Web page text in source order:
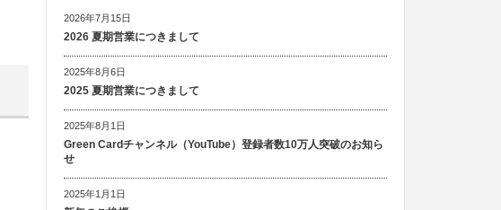
2026年7月15日
2026 夏期営業につきまして
2025年8月6日
2025 夏期営業につきまして
2025年8月1日
Green Cardチャンネル（YouTube）登録者数10万人突破のお知ら
せ
2025年1月1日